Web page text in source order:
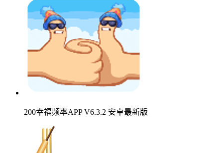
200幸福频率APP V6.3.2 安卓最新版